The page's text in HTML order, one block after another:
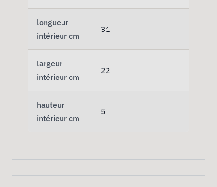
longueur
intérieur cm
31
largeur
intérieur cm
22
hauteur
intérieur cm
5